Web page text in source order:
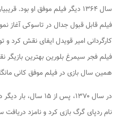
کارگردانی امیر قویدل ایفای نقش کرد
فیلم فجر سیمرغ بلورین بهترین بازیگر
همین سال بازی در فیلم موفق کانی
در سال ۱۳۷۰، پس از
نام ردپای گرگ بازی کرد و نامزد